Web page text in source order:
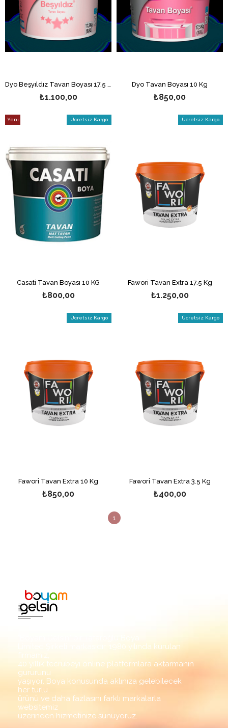
₺1.100,00
Dyo Tavan Boyası 10 Kg
₺850,00
Casati Tavan Boyası 10 KG
₺800,00
Ücretsiz Kargo
Yeni
Fawori Tavan Extra 17.5 Kg
₺1.250,00
Ücretsiz Kargo
Fawori Tavan Extra 10 Kg
₺850,00
Ücretsiz Kargo
Fawori Tavan Extra 3.5 Kg
₺400,00
Ücretsiz Kargo
1
Limited Şirketi markasıdır. 1980 yılında kurulan
firmamız,
40 yıllık tecrübeyi online platformlara aktarmanın
gururunu
yaşıyor. Boya konusunda aklınıza gelebilecek
her türlü
ürünü ve daha fazlasını farklı markalarla
websitemiz
üzerinden hizmetinize sunuyoruz.